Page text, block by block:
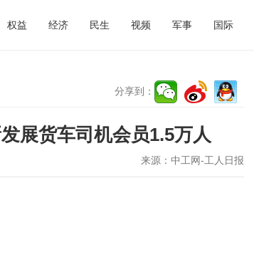
权益 经济 民生 视频 军事 国际
分享到：
展货车司机会员1.5万人
来源： 中工网-工人日报